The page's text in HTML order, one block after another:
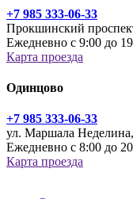
+7 985 333-06-33
Прокшинский
Ежедневно с 9:00 до
Карта проезда
Одинцово
+7 985 333-06-33
ул. Маршала
Ежедневно с 8:00 до
Карта проезда